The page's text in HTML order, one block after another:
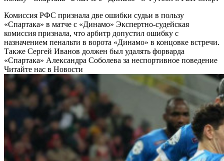
Комиссия РФС признала две ошибки судьи в пользу
«Спартака» в матче с «Динамо» Экспертно-судейская
комиссия признала, что арбитр допустил ошибку с
назначением пенальти в ворота «Динамо» в концовке встречи.
Также Сергей Иванов должен был удалять форварда
«Спартака» Александра Соболева за неспортивное поведение
Читайте нас в Новости